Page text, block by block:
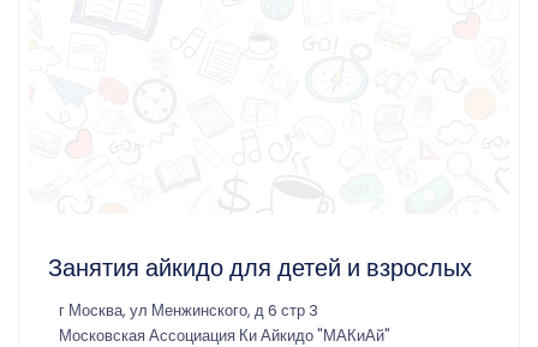
Занятия айкидо для детей и взрослых
г Москва, ул Менжинского, д 6 стр 3
Московская Ассоциация Ки Айкидо "МАКиАй"